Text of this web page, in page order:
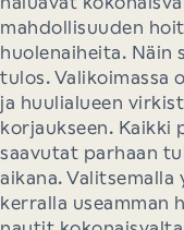
mahdollisuuden
huolenaiheita. Näin
tulos. Valikoimassa
ja huulialueen
korjaukseen.
saavutat parhaan
aikana.
kerralla useamman